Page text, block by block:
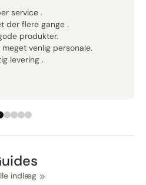
service .
der flere gange .
produkter.
venlig personale.
levering .
indlæg